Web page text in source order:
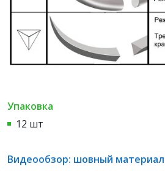
Упаковка
12 шт
Видеообзор: шовный